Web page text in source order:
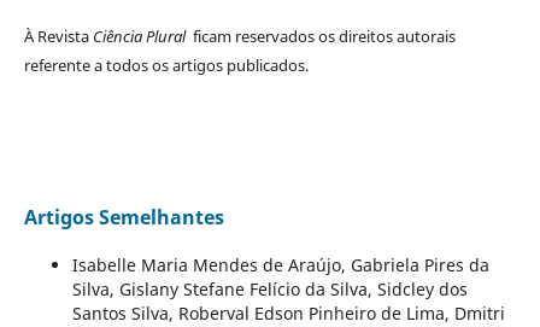
À Revista Ciência Plural ficam reservados os direitos autorais
referente a todos os artigos publicados.
Artigos Semelhantes
Isabelle Maria Mendes de Araújo, Gabriela Pires da
Silva, Gislany Stefane Felício da Silva, Sidcley dos
Santos Silva, Roberval Edson Pinheiro de Lima, Dmitri